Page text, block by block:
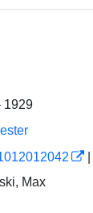
1929
Max